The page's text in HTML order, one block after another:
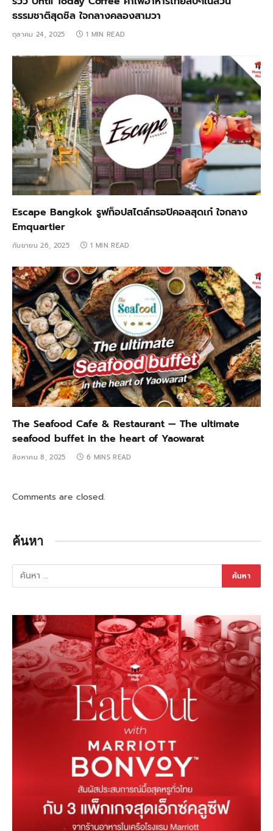
ธรรมชาติสุดชิล ใจกลางคลองสามวา
ตุลาคม 24, 2025 1 MIN READ
Escape Bangkok รูฟท็อปสไตล์ทรอปิคอลสุดเก๋ ใจกลาง
Emquartier
กันยายน 26, 2025 1 MIN READ
The Seafood Cafe & Restaurant — The ultimate
seafood buffet in the heart of Yaowarat
สิงหาคม 8, 2025 6 MINS READ
Comments are closed.
ค้นหา